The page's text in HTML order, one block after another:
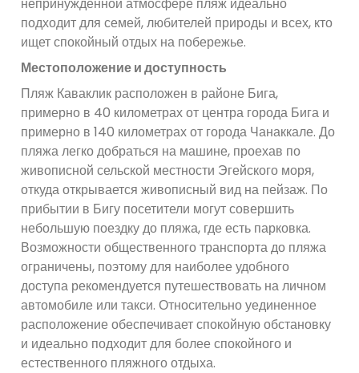
подходит для семей, любителей природы и всех, кто
ищет спокойный отдых на побережье.
Местоположение и доступность
Пляж Каваклик расположен в районе Бига,
примерно в 40 километрах от центра города Бига и
примерно в 140 километрах от города Чанаккале. До
пляжа легко добраться на машине, проехав по
живописной сельской местности Эгейского моря,
откуда открывается живописный вид на пейзаж. По
прибытии в Бигу посетители могут совершить
небольшую поездку до пляжа, где есть парковка.
Возможности общественного транспорта до пляжа
ограничены, поэтому для наиболее удобного
доступа рекомендуется путешествовать на личном
автомобиле или такси. Относительно уединенное
расположение обеспечивает спокойную обстановку
и идеально подходит для более спокойного и
естественного пляжного отдыха.